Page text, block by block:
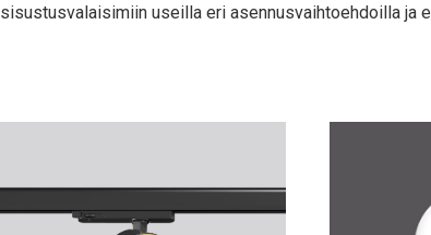
sisustusvalaisimiin useilla eri asennusvaihtoehdoilla ja